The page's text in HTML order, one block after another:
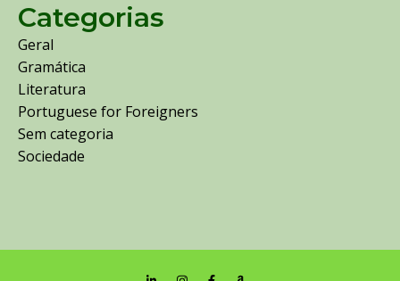
Categorias
Geral
Gramática
Literatura
Portuguese for Foreigners
Sem categoria
Sociedade